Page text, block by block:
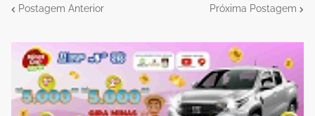
Postagem Anterior Próxima Postagem